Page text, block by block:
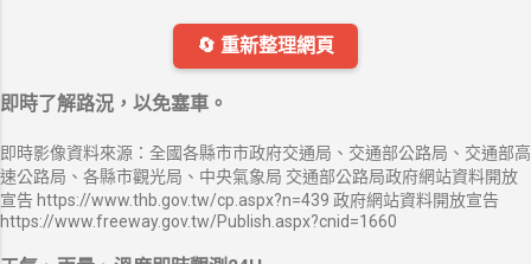
🔄 重新整理網頁
即時了解路況，以免塞車。
即時影像資料來源：全國各縣市市政府交通局、交通部公路局、交通部高
速公路局、各縣市觀光局、中央氣象局 交通部公路局政府網站資料開放
宣告 https://www.thb.gov.tw/cp.aspx?n=439 政府網站資料開放宣告
https://www.freeway.gov.tw/Publish.aspx?cnid=1660